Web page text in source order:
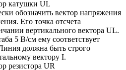
обозначить вектор напряжения
Его точка отсчета
вертикального вектора UL.
5 В/см ему соответствует
должна быть строго
вектору I.